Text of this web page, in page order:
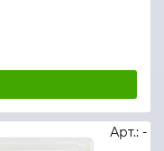
Арт.: -